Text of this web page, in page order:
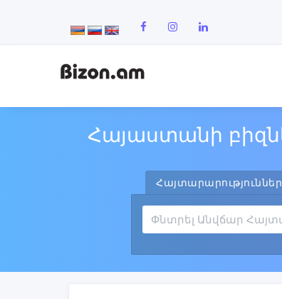
Հայաստանի
Հայտարարություններ